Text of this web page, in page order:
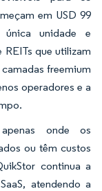
em USD 99
unidade e
REITs que utilizam
freemium
operadores e a
onde os
ou têm custos
continua a
atendendo a